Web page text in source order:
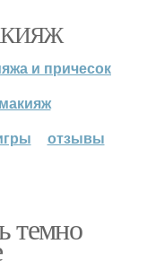
и причесок
отзывы
темно